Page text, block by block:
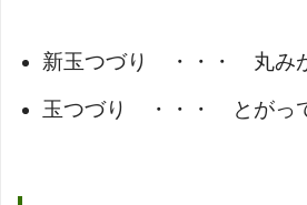
新玉つづり ・・・ 丸み
玉つづり ・・・ とがっ